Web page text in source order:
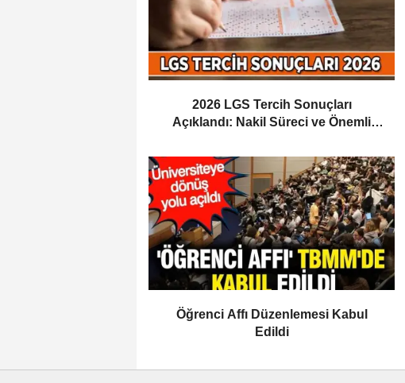
2026 LGS Tercih Sonuçları
Açıklandı: Nakil Süreci ve Önemli
Öğrenci Affı Düzenlemesi Kabul
Edildi